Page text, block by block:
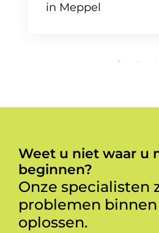
in Meppel
Weet u niet waar u
beginnen?
Onze specialisten
problemen
oplossen.